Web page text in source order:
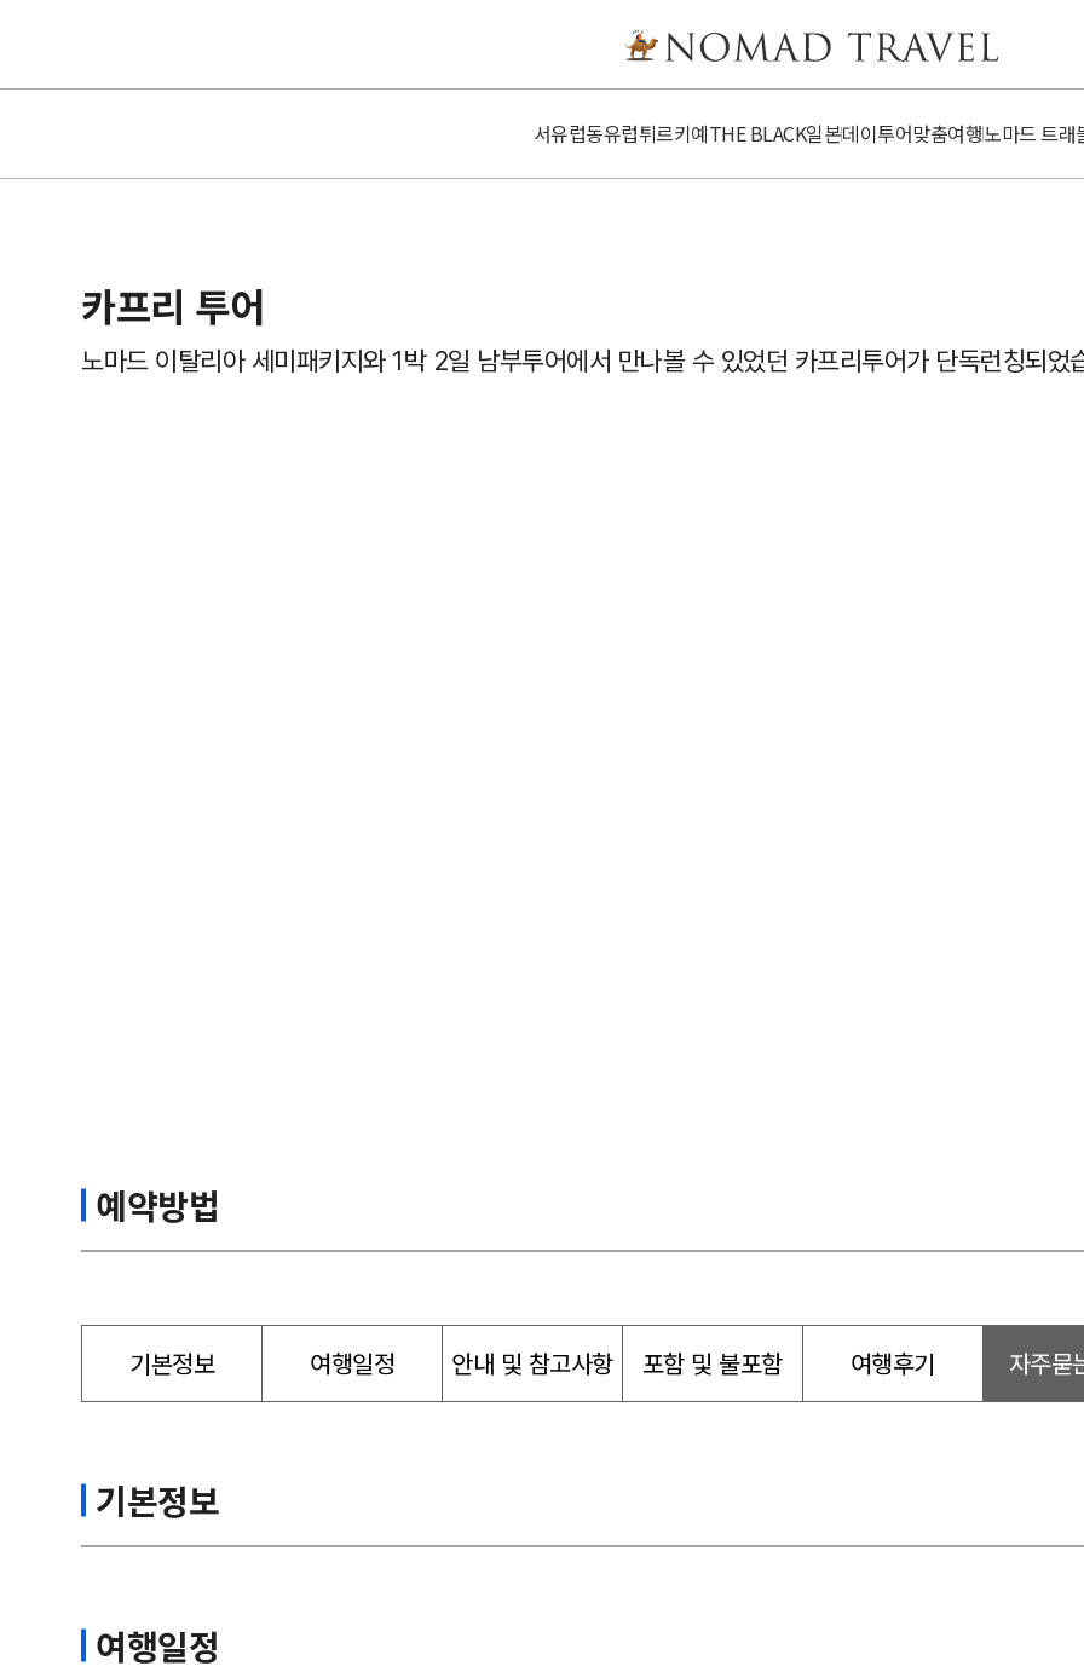
서유럽동유럽튀르키예​​THE BLACK일본데이투어맞춤여행노마드 트래
카프리 투어
노마드 이탈리아 세미패키지와 1박 2일 남부투어에서 만나볼 수 있었던 카프리투어가 단독런칭되었
예약방법
기본정보 여행일정 안내 및 참고사항 포함 및 불포함 여행후기 자주묻
기본정보
여행일정